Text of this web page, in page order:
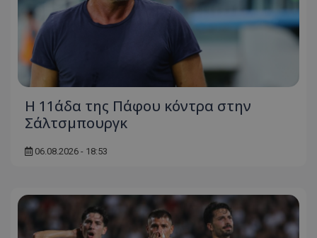
Η 11άδα της Πάφου κόντρα στην
Σάλτσμπουργκ
06.08.2026 - 18:53